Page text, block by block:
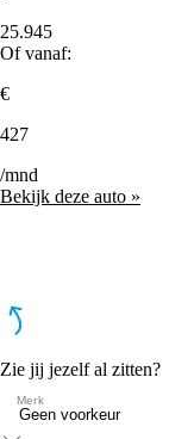
25.945
Of vanaf:
€
427
/mnd
Bekijk deze auto »
Zie jij jezelf al zitten?
Merk